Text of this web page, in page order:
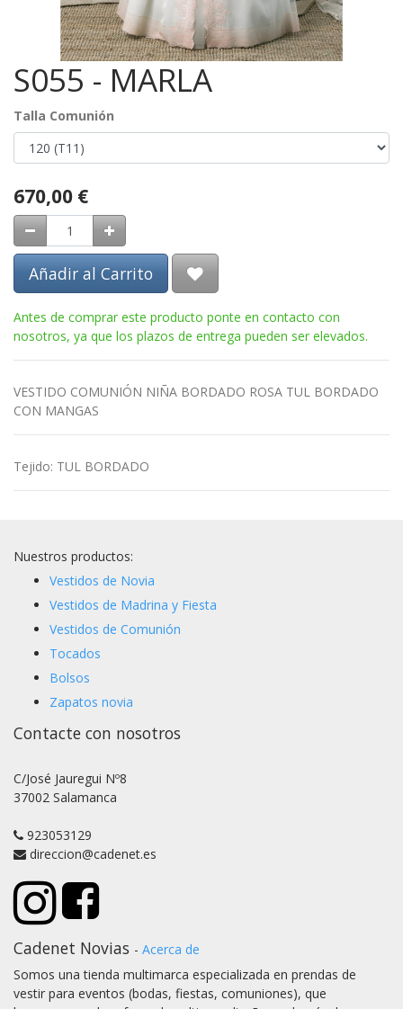
S055 - MARLA
Talla Comunión
670,00 €
Añadir al Carrito
Antes de comprar este producto ponte en contacto con
nosotros, ya que los plazos de entrega pueden ser elevados.
VESTIDO COMUNIÓN NIÑA BORDADO ROSA TUL BORDADO
CON MANGAS
Tejido: TUL BORDADO
Nuestros productos:
Vestidos de Novia
Vestidos de Madrina y Fiesta
Vestidos de Comunión
Tocados
Bolsos
Zapatos novia
Contacte con nosotros
C/José Jauregui Nº8
37002 Salamanca
923053129
direccion@cadenet.es
Cadenet Novias - Acerca de
Somos una tienda multimarca especializada en prendas de
vestir para eventos (bodas, fiestas, comuniones), que